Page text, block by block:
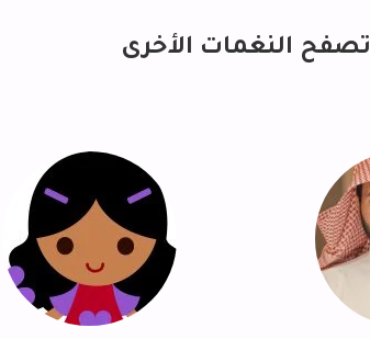
تصفح النغمات الأخرى